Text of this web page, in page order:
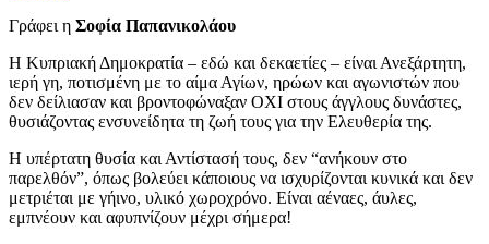
Γράφει η Σοφία Παπανικολάου
Η Κυπριακή Δημοκρατία – εδώ και δεκαετίες – είναι Ανεξάρτητη,
ιερή γη, ποτισμένη με το αίμα Αγίων, ηρώων και αγωνιστών που
δεν δείλιασαν και βροντοφώναξαν ΟΧΙ στους άγγλους δυνάστες,
θυσιάζοντας ενσυνείδητα τη ζωή τους για την Ελευθερία της.
Η υπέρτατη θυσία και Αντίστασή τους, δεν “ανήκουν στο
παρελθόν”, όπως βολεύει κάποιους να ισχυρίζονται κυνικά και δεν
μετριέται με γήινο, υλικό χωροχρόνο. Είναι αέναες, άυλες,
εμπνέουν και αφυπνίζουν μέχρι σήμερα!